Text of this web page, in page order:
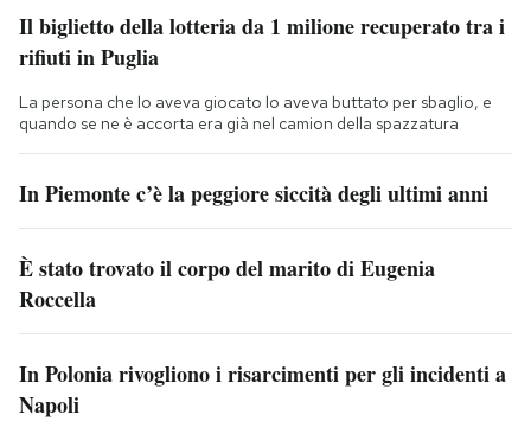
Il biglietto della lotteria da 1 milione recuperato tra i
rifiuti in Puglia
La persona che lo aveva giocato lo aveva buttato per sbaglio, e
quando se ne è accorta era già nel camion della spazzatura
In Piemonte c’è la peggiore siccità degli ultimi anni
È stato trovato il corpo del marito di Eugenia
Roccella
In Polonia rivogliono i risarcimenti per gli incidenti a
Napoli